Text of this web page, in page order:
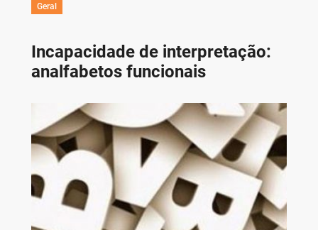
Geral
Incapacidade de interpretação:
analfabetos funcionais